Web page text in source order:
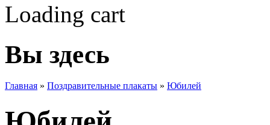
Loading cart
Вы здесь
Главная » Поздравительные плакаты » Юбилей